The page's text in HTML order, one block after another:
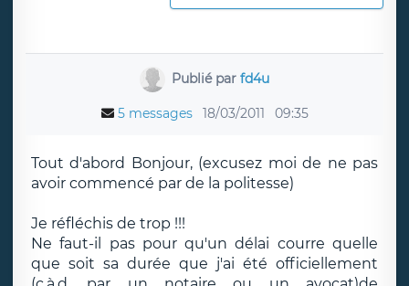
Publié parfd4u
5 messages 18/03/2011 09:35
Tout d'abord Bonjour, (excusez moi de ne pas
avoir commencé par de la politesse)
Je réfléchis de trop !!!
Ne faut-il pas pour qu'un délai courre quelle
que soit sa durée que j'ai été officiellement